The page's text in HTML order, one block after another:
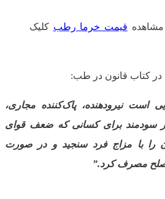
قیمت خرما رطب کلیک
در کتاب قانون در طب:
است نیرودهنده، پاک‌کننده مجاری،
سودمند برای کسانی که ضعف قوای
آن را با مزاج فرد سنجید و در صورت
مصلح مصرف کرد.”